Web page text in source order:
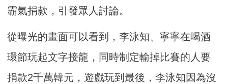
霸氣捐款，引發眾人討論。
從曝光的畫面可以看到，李泳知、寧寧在喝酒
環節玩起文字接龍，同時制定輸掉比賽的人要
捐款2千萬韓元，遊戲玩到最後，李泳知因為沒